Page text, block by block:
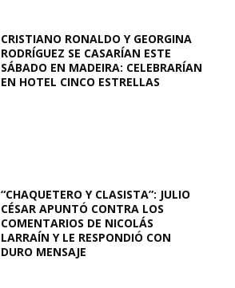
CRISTIANO RONALDO Y GEORGINA
RODRÍGUEZ SE CASARÍAN ESTE
SÁBADO EN MADEIRA: CELEBRARÍAN
EN HOTEL CINCO ESTRELLAS
“CHAQUETERO Y CLASISTA”: JULIO
CÉSAR APUNTÓ CONTRA LOS
COMENTARIOS DE NICOLÁS
LARRAÍN Y LE RESPONDIÓ CON
DURO MENSAJE